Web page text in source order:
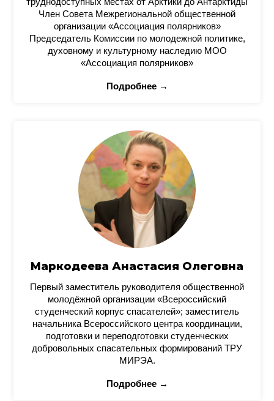
Член Совета Межрегиональной общественной
организации «Ассоциация полярников»
Председатель Комиссии по молодежной политике,
духовному и культурному наследию МОО
«Ассоциация полярников»
Подробнее →
Маркодеева Анастасия Олеговна
Первый заместитель руководителя общественной
молодёжной организации «Всероссийский
студенческий корпус спасателей»; заместитель
начальника Всероссийского центра координации,
подготовки и переподготовки студенческих
добровольных спасательных формирований ТРУ
МИРЭА.
Подробнее →